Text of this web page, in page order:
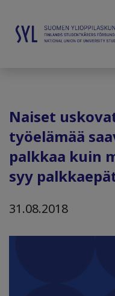
Naiset
työelämää
palkkaa kuin
syy
31.08.2018